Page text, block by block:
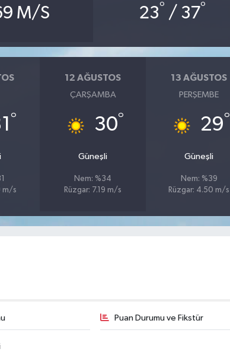
M/S 23° / 37°
°
m/s
12 AĞUSTOS
ÇARŞAMBA
30°
Güneşli
Nem: %34
Rüzgar: 7.19 m/s
13 AĞUSTOS
PERŞEMBE
29°
Güneşli
Nem: %39
Rüzgar: 4.50 m/s
Puan Durumu ve Fikstür